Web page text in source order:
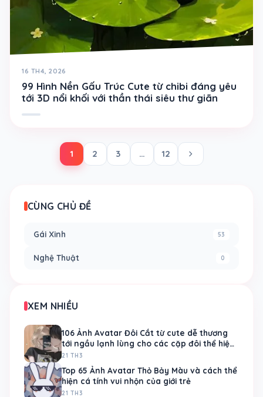
16 TH4, 2026
99 Hình Nền Gấu Trúc Cute từ chibi đáng yêu
tới 3D nổi khối với thần thái siêu thư giãn
1 2 3 … 12 chevron_right
CÙNG CHỦ ĐỀ
Gái Xinh 53
Nghệ Thuật 0
XEM NHIỀU
106 Ảnh Avatar Đôi Cắt từ cute dễ thương
tới ngầu lạnh lùng cho các cặp đôi thể hiện
tình yêu
21 TH3
Top 65 Ảnh Avatar Thỏ Bảy Màu và cách thể
hiện cá tính vui nhộn của giới trẻ
21 TH3